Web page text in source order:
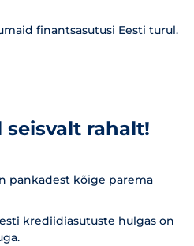
finantsasutusi Eesti turul.
rahalt!
pankadest kõige parema
krediidiasutuste hulgas on